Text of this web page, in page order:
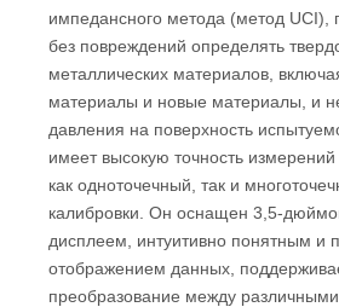
импедансного метода (метод UCI),
без повреждений определять
металлических материалов,
материалы и новые материалы, и
давления на поверхность
имеет высокую точность
как одноточечный, так и
калибровки. Он оснащен 3,5-
дисплеем, интуитивно понятным и
отображением данных,
преобразование между